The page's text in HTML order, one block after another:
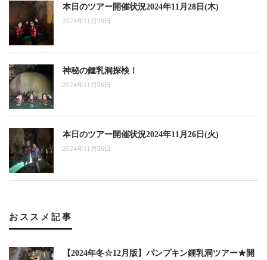
本日のツアー開催状況2024年11月28日(木)
2024年11月28日
神秘の鍾乳洞探検！
2024年11月26日
本日のツアー開催状況2024年11月26日(火)
2024年11月26日
おススメ記事
【2024年冬☆12月版】パンプキン鍾乳洞ツアー★開